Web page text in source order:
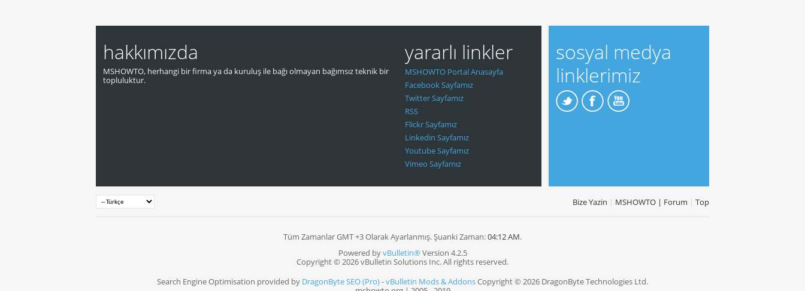
hakkımızda
MSHOWTO, herhangi bir firma ya da kuruluş ile bağı olmayan bağımsız teknik bir
topluluktur.
yararlı linkler
MSHOWTO Portal Anasayfa
Facebook Sayfamız
Twitter Sayfamız
RSS
Flickr Sayfamız
Linkedin Sayfamız
Youtube Sayfamız
Vimeo Sayfamız
sosyal medya
linklerimiz
Bize Yazin | MSHOWTO | Forum | Top
Tüm Zamanlar GMT +3 Olarak Ayarlanmış. Şuanki Zaman:04:12 AM.
Powered byvBulletin®Version 4.2.5
Copyright © 2026 vBulletin Solutions Inc. All rights reserved.
Search Engine Optimisation provided by DragonByte SEO (Pro)-vBulletin Mods & AddonsCopyright © 2026 DragonByte Technologies Ltd.